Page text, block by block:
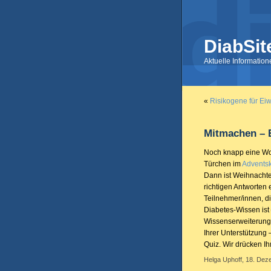
Aktuelle
« Risikogene für
Mitmachen –
Noch knapp eine
Türchen im
Dann ist
richtigen Antworten
Teilnehmer/innen,
Diabetes-Wissen
Ihrer
Quiz. Wir drücken
Helga Uphoff, 18.